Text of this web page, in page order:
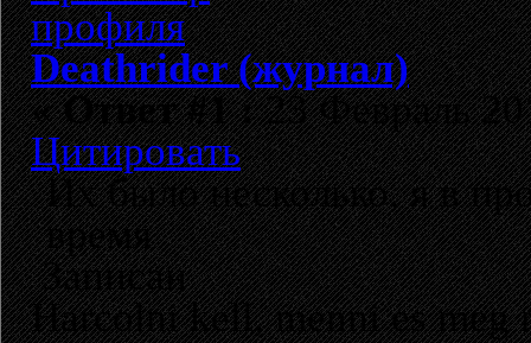
Deathrider (журнал)
«Ответ #1 :23 Февраль
Цитировать
Их было несколько, я в
время
Записан
Harcolni kell, menni es meg